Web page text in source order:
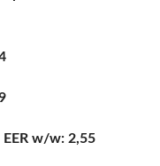
w/w: 2,55